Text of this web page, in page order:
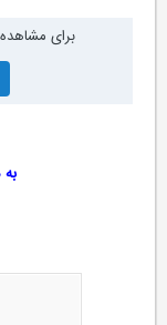
برای مشاهده
به